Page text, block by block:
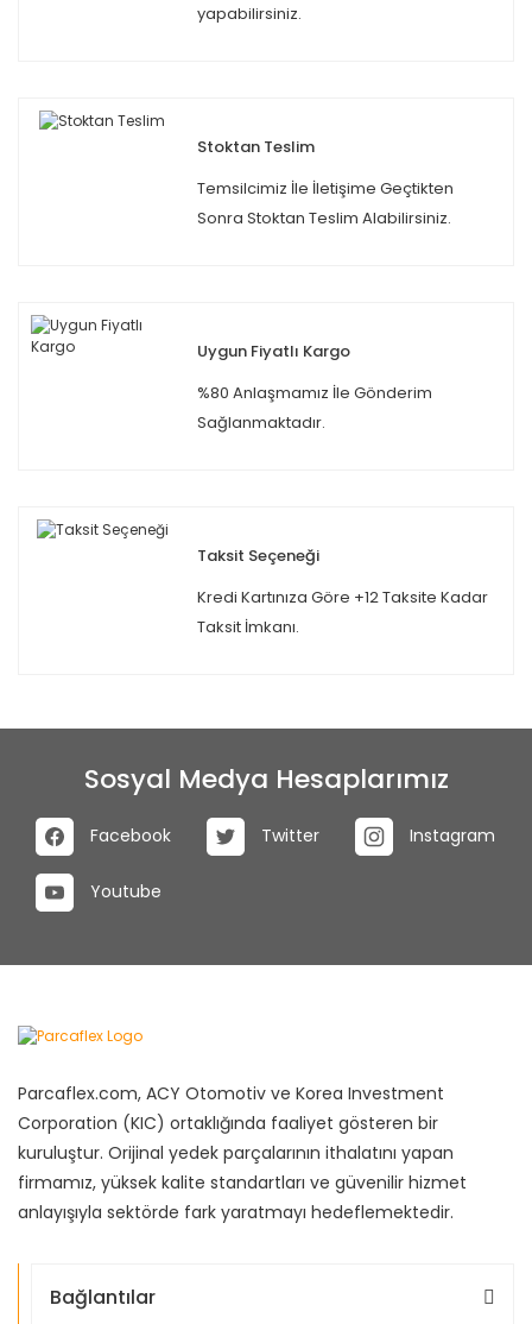
yapabilirsiniz.
Stoktan Teslim
Temsilcimiz İle İletişime Geçtikten
Sonra Stoktan Teslim Alabilirsiniz.
Uygun Fiyatlı Kargo
%80 Anlaşmamız İle Gönderim
Sağlanmaktadır.
Taksit Seçeneği
Kredi Kartınıza Göre +12 Taksite Kadar
Taksit İmkanı.
Sosyal Medya Hesaplarımız
Facebook Twitter Instagram
Youtube
Parcaflex.com, ACY Otomotiv ve Korea Investment
Corporation (KIC) ortaklığında faaliyet gösteren bir
kuruluştur. Orijinal yedek parçalarının ithalatını yapan
firmamız, yüksek kalite standartları ve güvenilir hizmet
anlayışıyla sektörde fark yaratmayı hedeflemektedir.
Bağlantılar